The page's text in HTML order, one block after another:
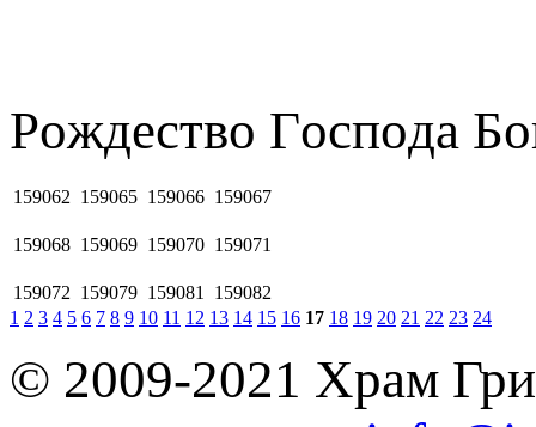
Рoждecтвo Гocпoдa
159062 159065 159066 159067
159068 159069 159070 159071
159072 159079 159081
159082
1 2 3 4 5 6 7 8 9 10 11 12 13 14 15 16 17 18 19 20 21 22 23 24
© 2009-2021 Храм